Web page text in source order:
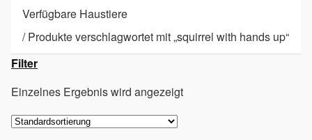
Verfügbare Haustiere
/Produkte verschlagwortet mit „squirrel with hands up“
Filter
Einzelnes Ergebnis wird angezeigt